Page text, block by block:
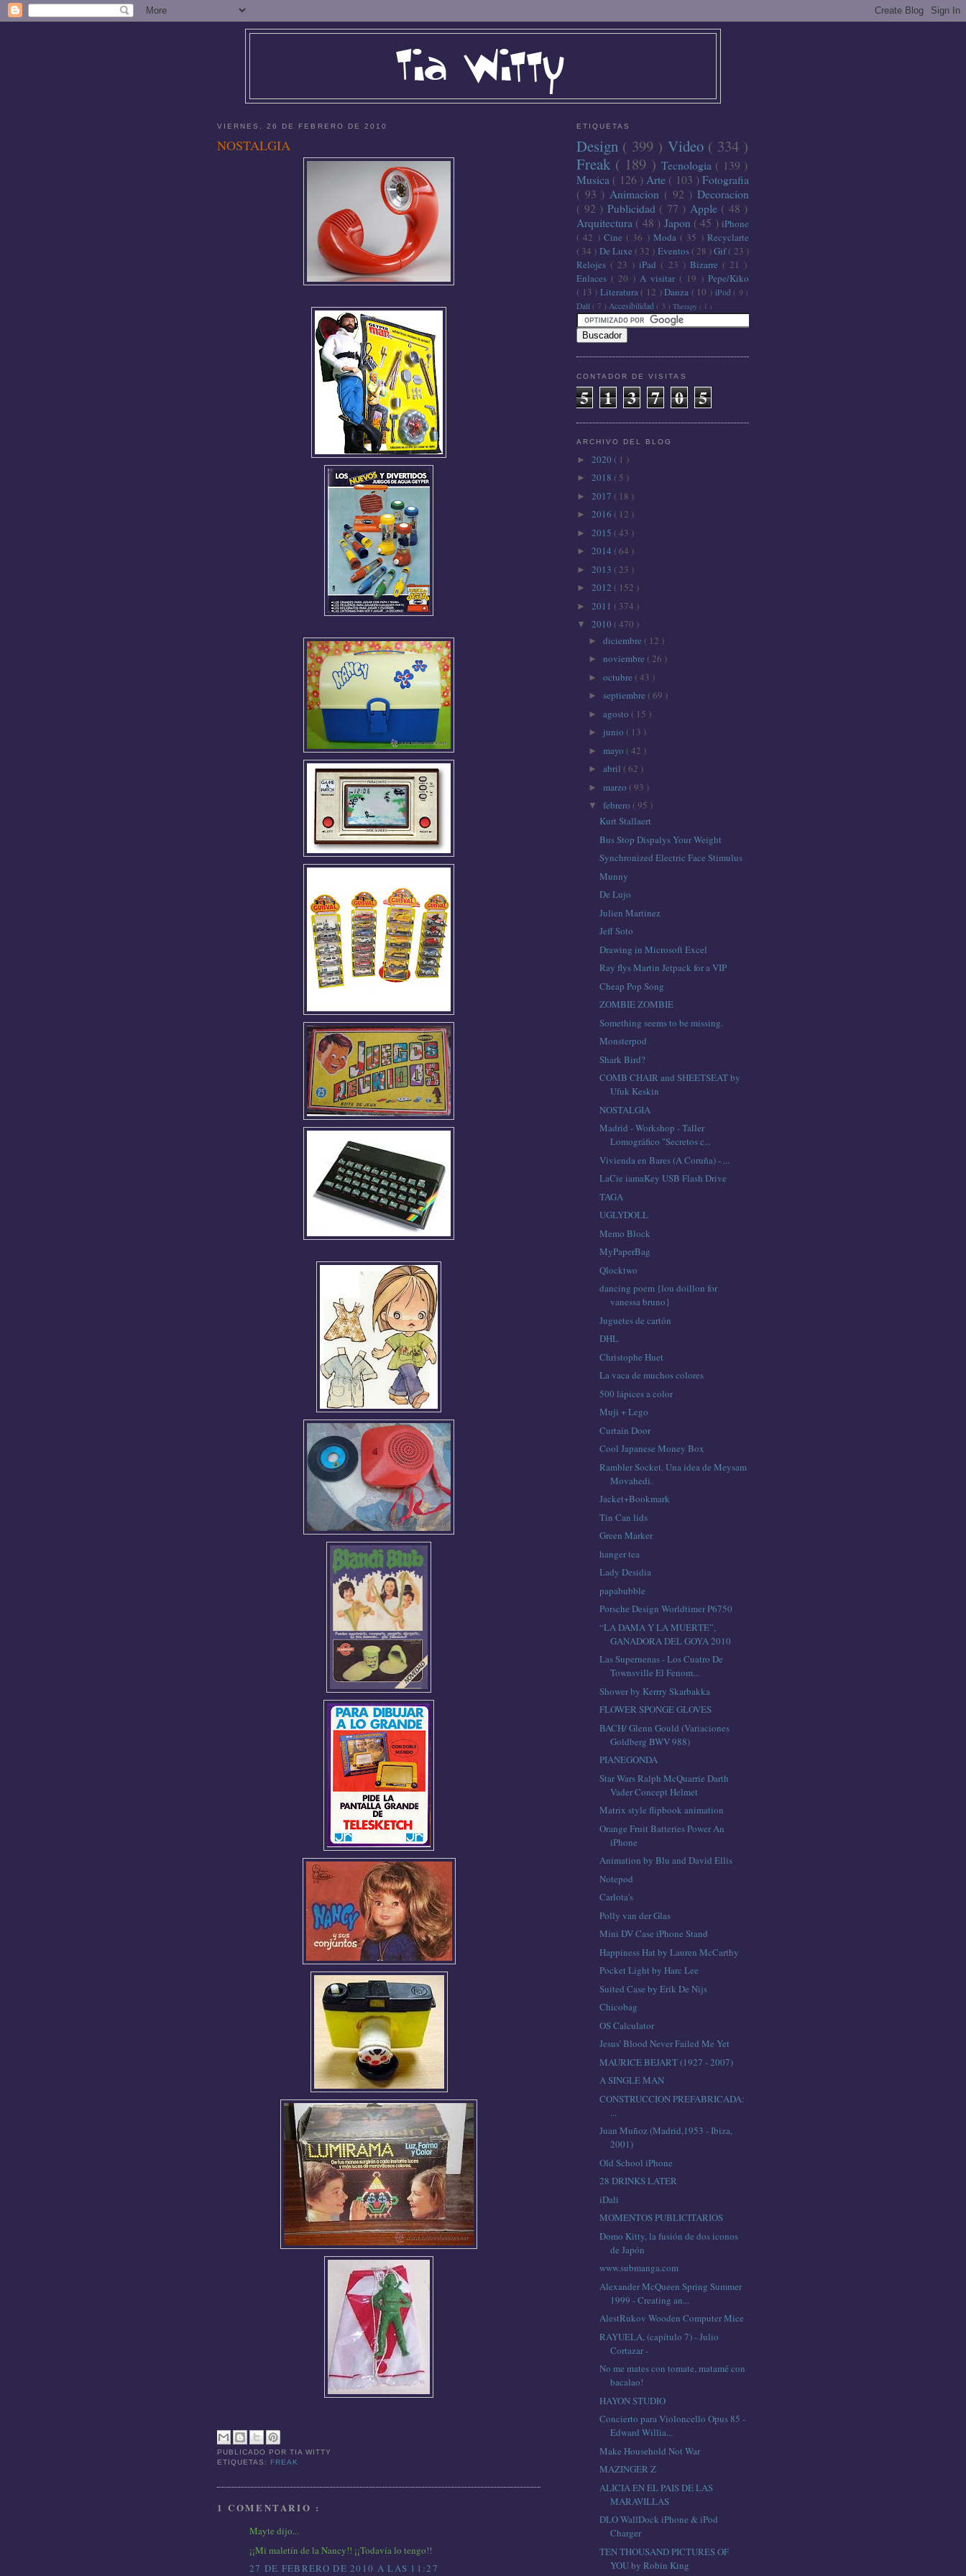
VIERNES, 26 DE FEBRERO DE 2010
NOSTALGIA
PUBLICADO PORTIA WITTY
ETIQUETAS: FREAK
1 COMENTARIO :
Mayte dijo...
¡¡Mi maletín de la Nancy!! ¡¡Todavía lo tengo!!
27 DE FEBRERO DE 2010 A LAS 11:27
ETIQUETAS
Design ( 399 ) Video ( 334 )
Freak ( 189 ) Tecnologia ( 139 )
Musica ( 126 ) Arte ( 103 ) Fotografia
( 93 ) Animacion ( 92 )Decoracion
( 92 ) Publicidad ( 77 ) Apple ( 48 )
Arquitectura ( 48 ) Japon ( 45 ) iPhone
( 42 ) Cine ( 36 ) Moda ( 35 )Recyclarte
( 34 ) De Luxe ( 32 ) Eventos ( 28 )Gif( 23 )
Relojes ( 23 ) iPad ( 23 ) Bizarre ( 21 )
Enlaces ( 20 ) A visitar ( 19 ) Pepe/Kiko
( 13 ) Literatura ( 12 )Danza ( 10 ) iPod ( 9 )
Dalí ( 7 ) Accesibilidad ( 3 ) Therapy ( 1 )
CONTADOR DE VISITAS
5 1 3 7 0 5
ARCHIVO DEL BLOG
► 2020 ( 1 )
► 2018 ( 5 )
► 2017 ( 18 )
► 2016 ( 12 )
► 2015 ( 43 )
► 2014 ( 64 )
► 2013 ( 23 )
► 2012 ( 152 )
► 2011 ( 374 )
▼ 2010 ( 470 )
► diciembre ( 12 )
► noviembre ( 26 )
► octubre ( 43 )
► septiembre ( 69 )
► agosto ( 15 )
► junio ( 13 )
► mayo ( 42 )
► abril ( 62 )
► marzo ( 93 )
▼ febrero ( 95 )
Kurt Stallaert
Bus Stop Dispalys Your Weight
Synchronized Electric Face Stimulus
Munny
De Lujo
Julien Martinez
Jeff Soto
Drawing in Microsoft Excel
Ray flys Martin Jetpack for a VIP
Cheap Pop Song
ZOMBIE ZOMBIE
Something seems to be missing.
Monsterpod
Shark Bird?
COMB CHAIR and SHEETSEAT by
Ufuk Keskin
NOSTALGIA
Madrid - Workshop - Taller
Lomográfico "Secretos c...
Vivienda en Bares (A Coruña) - ...
LaCie iamaKey USB Flash Drive
TAGA
UGLYDOLL
Memo Block
MyPaperBag
Qlocktwo
dancing poem {lou doillon for
vanessa bruno}
Juguetes de cartón
DHL
Christophe Huet
La vaca de muchos colores
500 lápices a color
Muji + Lego
Curtain Door
Cool Japanese Money Box
Rambler Socket. Una idea de Meysam
Movahedi.
Jacket+Bookmark
Tin Can lids
Green Marker
hanger tea
Lady Desidia
papabubble
Porsche Design Worldtimer P6750
“LA DAMA Y LA MUERTE”,
GANADORA DEL GOYA 2010
Las Supernenas - Los Cuatro De
Townsville El Fenom...
Shower by Kerrry Skarbakka
FLOWER SPONGE GLOVES
BACH/ Glenn Gould (Variaciones
Goldberg BWV 988)
PIANEGONDA
Star Wars Ralph McQuarrie Darth
Vader Concept Helmet
Matrix style flipbook animation
Orange Fruit Batteries Power An
iPhone
Animation by Blu and David Ellis
Notepod
Carlota's
Polly van der Glas
Mini DV Case iPhone Stand
Happiness Hat by Lauren McCarthy
Pocket Light by Harc Lee
Suited Case by Erik De Nijs
Chicobag
OS Calculator
Jesus' Blood Never Failed Me Yet
MAURICE BEJART (1927 - 2007)
A SINGLE MAN
CONSTRUCCION PREFABRICADA:
...
Juan Muñoz (Madrid,1953 - Ibiza,
2001)
Old School iPhone
28 DRINKS LATER
iDali
MOMENTOS PUBLICITARIOS
Domo Kitty, la fusión de dos iconos
de Japón
www.submanga.com
Alexander McQueen Spring Summer
1999 - Creating an...
AlestRukov Wooden Computer Mice
RAYUELA, (capítulo 7) - Julio
Cortazar -
No me mates con tomate, matamé con
bacalao!
HAYON STUDIO
Concierto para Violoncello Opus 85 -
Edward Willia...
Make Household Not War
MAZINGER Z
ALICIA EN EL PAIS DE LAS
MARAVILLAS
DLO WallDock iPhone & iPod
Charger
TEN THOUSAND PICTURES OF
YOU by Robin King